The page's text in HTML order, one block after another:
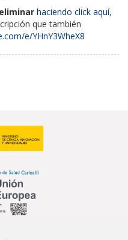
haciendo click aquí,
que también
e/YHnY3WheX8